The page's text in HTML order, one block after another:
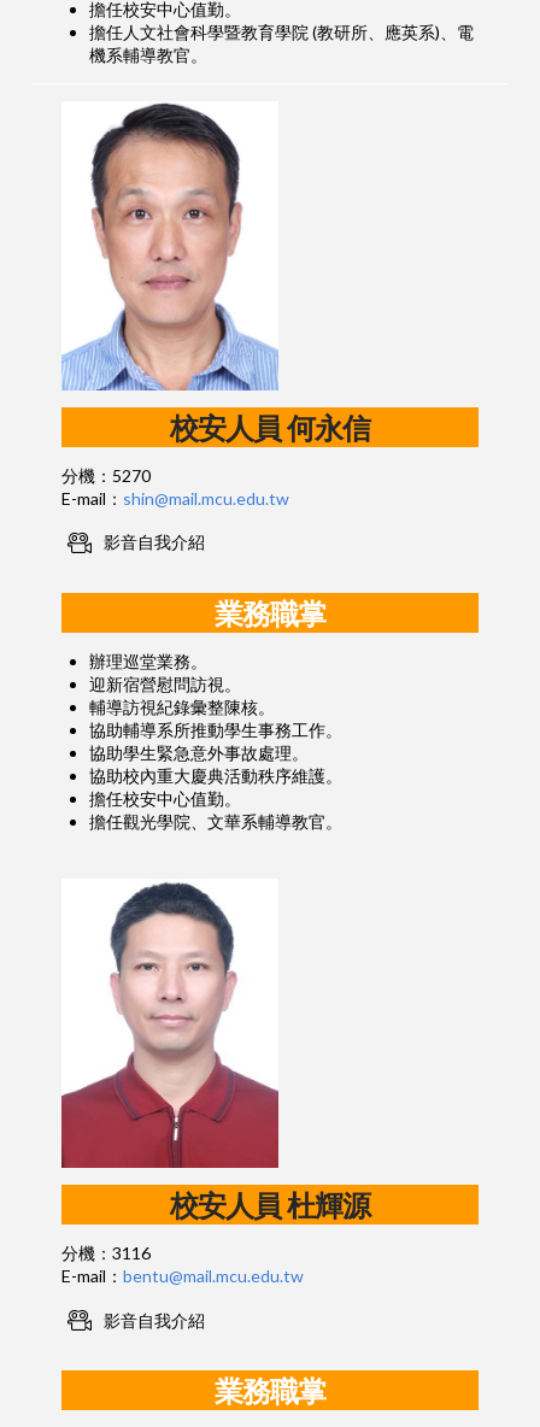
擔任校安中心值勤。
擔任人文社會科學暨教育學院 (教研所、應英系)、電
機系輔導教官。
校安人員 何永信
分機：5270
E-mail： shin@mail.mcu.edu.tw
影音自我介紹
業務職掌
辦理巡堂業務。
迎新宿營慰問訪視。
輔導訪視紀錄彙整陳核。
協助輔導系所推動學生事務工作。
協助學生緊急意外事故處理。
協助校內重大慶典活動秩序維護。
擔任校安中心值勤。
擔任觀光學院、文華系輔導教官。
校安人員 杜輝源
分機：3116
E-mail： bentu@mail.mcu.edu.tw
影音自我介紹
業務職掌